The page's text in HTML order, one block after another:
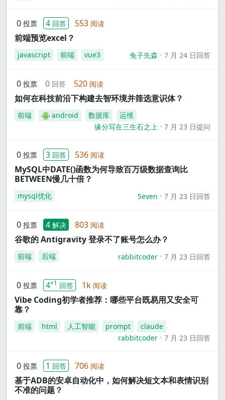
0 投票 4 回答 553 阅读
前端预览excel？
javascript 前端 vue3 兔子先森 7 月 24 日回答
0 投票 0 回答 520 阅读
如何在科技前沿下构建去智环境并筛选意识体？
前端 android 数据库
运维
缘分写在三生石之上
7 月 23 日提问
0 投票 3 回答 536 阅读
MySQL中DATE()函数为何导致百万级数据查询比
BETWEEN慢几十倍？
mysql优化 Seven 7 月 23 日回答
0 投票 4 解决 803 阅读
谷歌的 Antigravity 登录不了账号怎么办？
前端 后端 rabbitcoder 7 月 23 日回答
0 投票 4+1 回答 1k 阅读
Vibe Coding初学者推荐：哪些平台既易用又安全可
靠？
前端 html 人工智能 prompt
claude
rabbitcoder
7 月 23 日回答
0 投票 1 回答 706 阅读
基于ADB的安卓自动化中，如何解决短文本和表情识别
不准的问题？